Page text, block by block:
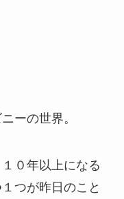
ーの世界。
０年以上になる
つが昨日のこと